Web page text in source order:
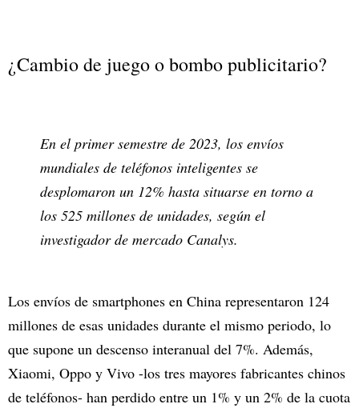
¿Cambio de juego o bombo publicitario?
En el primer semestre de 2023, los envíos
mundiales de teléfonos inteligentes se
desplomaron un 12% hasta situarse en torno a
los 525 millones de unidades, según el
investigador de mercado Canalys.
Los envíos de smartphones en China representaron 124
millones de esas unidades durante el mismo periodo, lo
que supone un descenso interanual del 7%. Además,
Xiaomi, Oppo y Vivo -los tres mayores fabricantes chinos
de teléfonos- han perdido entre un 1% y un 2% de la cuota